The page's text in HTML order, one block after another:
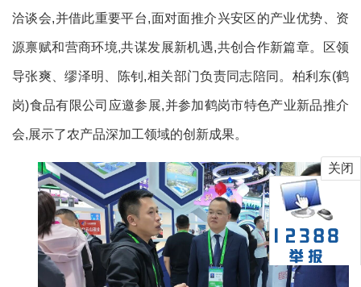
洽谈会,并借此重要平台,面对面推介兴安区的产业优势、资
源禀赋和营商环境,共谋发展新机遇,共创合作新篇章。区领
导张爽、缪泽明、陈钊,相关部门负责同志陪同。柏利东(鹤
岗)食品有限公司应邀参展,并参加鹤岗市特色产业新品推介
会,展示了农产品深加工领域的创新成果。
关闭